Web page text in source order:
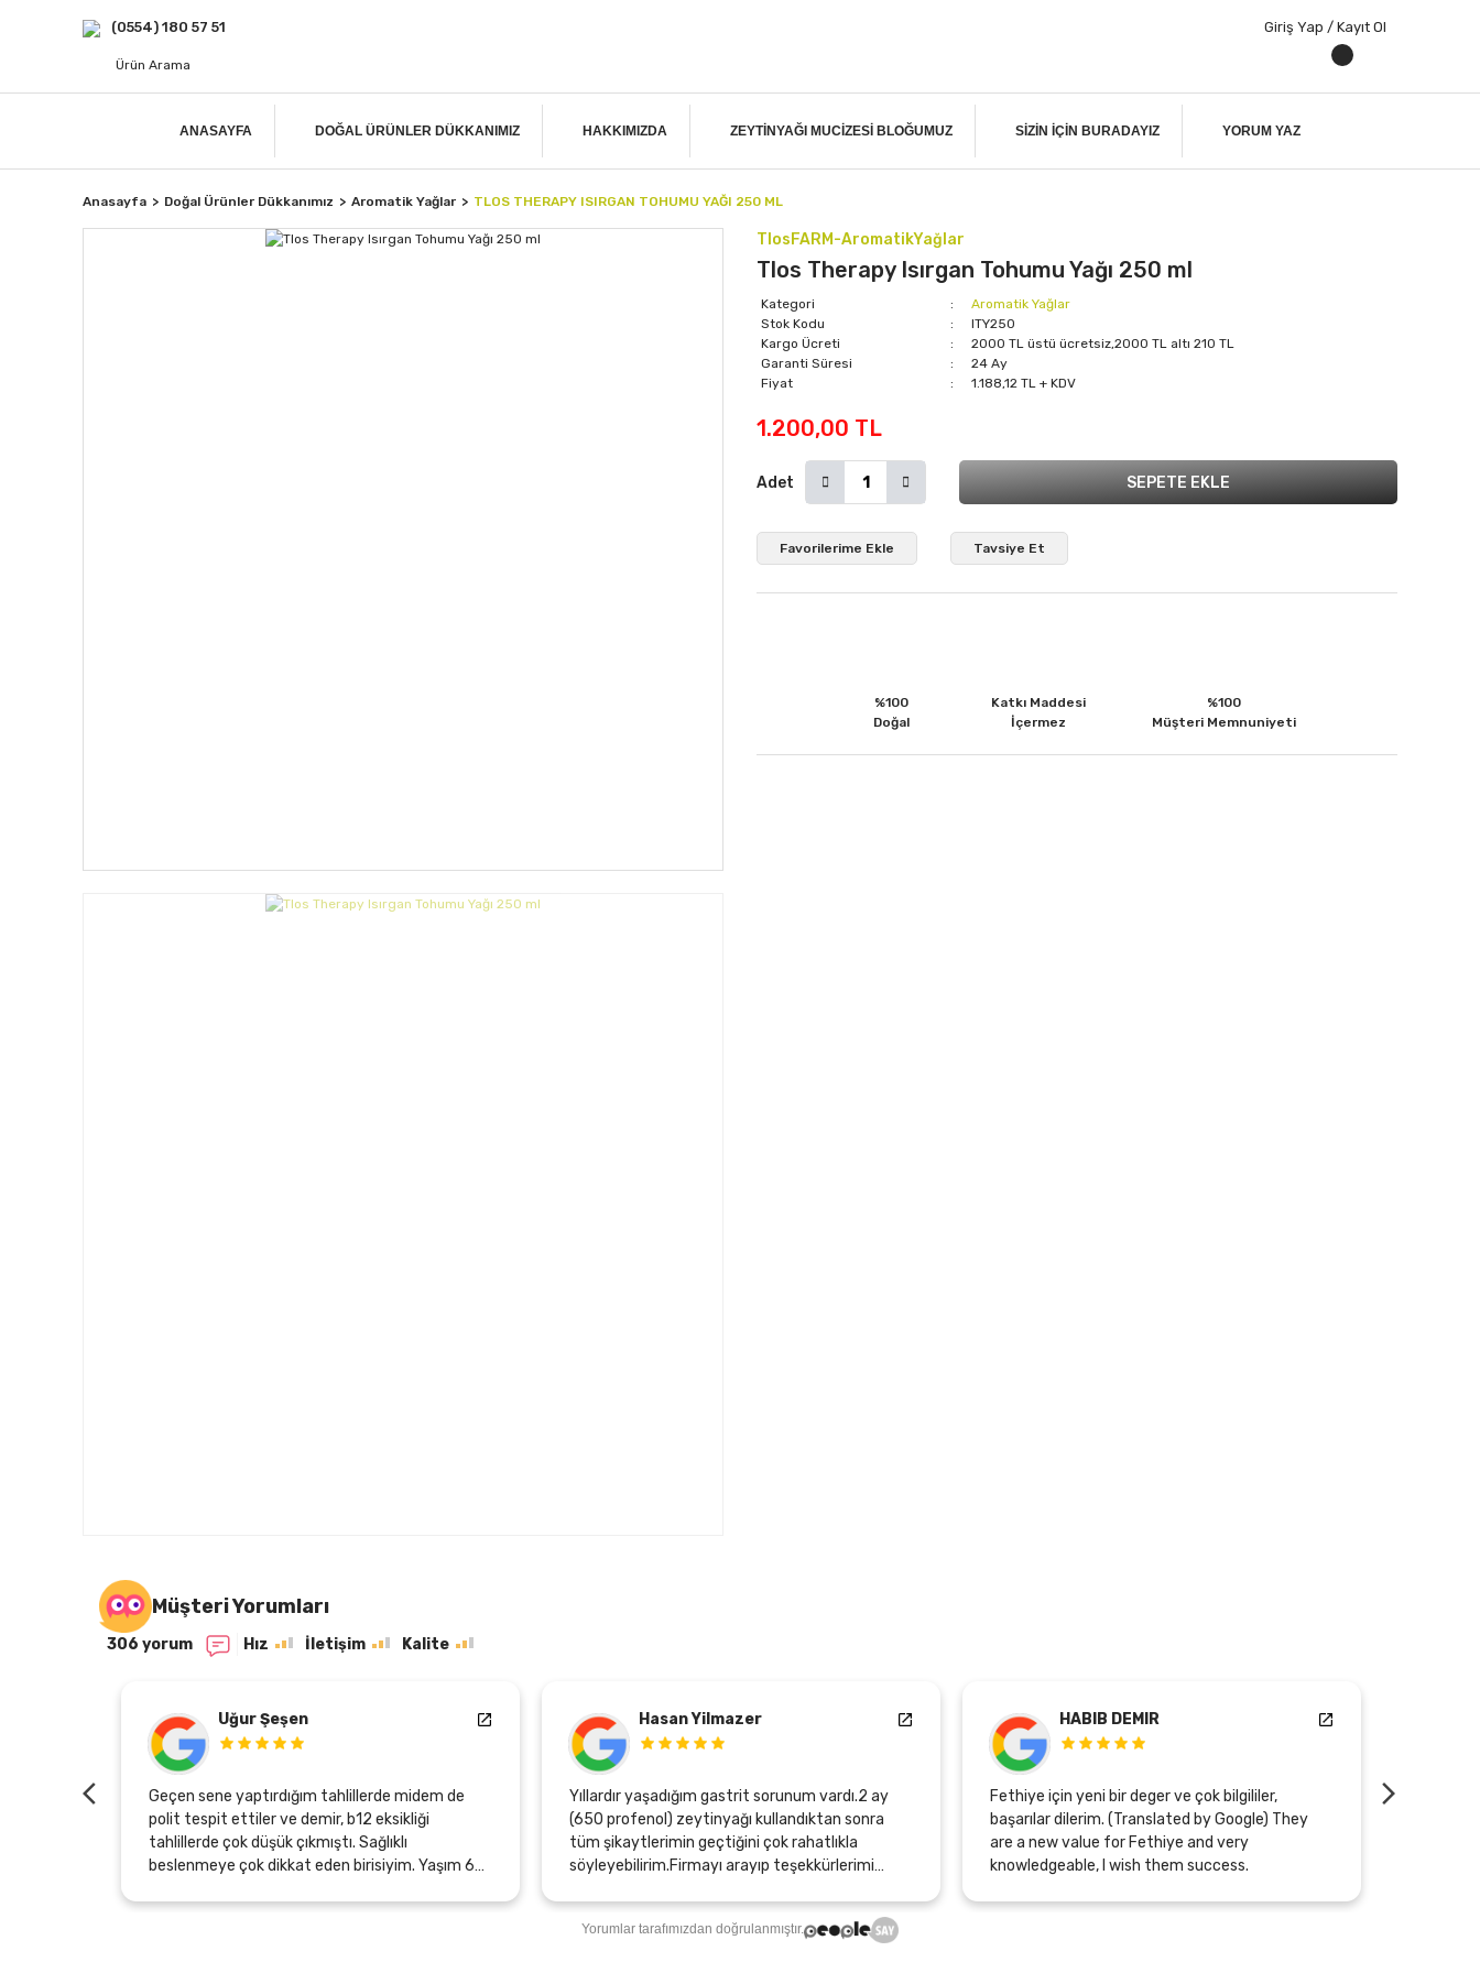
(0554) 180 57 51 Giriş Yap / Kayıt Ol
ANASAYFA DOĞAL ÜRÜNLER DÜKKANIMIZ HAKKIMIZDA ZEYTINYAĞI MUCIZESI BLOĞUMUZ SIZIN IÇIN BURADAYIZ YORUM YAZ
Anasayfa Doğal Ürünler Dükkanımız Aromatik Yağlar TLOS THERAPY ISIRGAN TOHUMU YAĞI 250 ML
TlosFARM-AromatikYağlar
Tlos Therapy Isırgan Tohumu Yağı 250 ml
Kategori
Aromatik Yağlar
Stok Kodu
ITY250
Kargo Ücreti
2000 TL üstü ücretsiz,2000 TL altı 210 TL
Garanti Süresi
24 Ay
Fiyat
1.188,12 TL + KDV
1.200,00 TL
Adet SEPETE EKLE
Tavsiye Et
%100
Doğal
Katkı Maddesi
İçermez
%100
Müşteri Memnuniyeti
Müşteri Yorumları
306 yorum Hız İletişim Kalite
Uğur Şeşen
Geçen sene yaptırdığım tahlillerde midem de
polit tespit ettiler ve demir, b12 eksikliği
tahlillerde çok düşük çıkmıştı. Sağlıklı
beslenmeye çok dikkat eden birisiyim. Yaşım 60
sebebi bu olabilirmiş. Bu arada endoskopi ve
Hasan Yilmazer
Yıllardır yaşadığım gastrit sorunum vardı.2 ay
(650 profenol) zeytinyağı kullandıktan sonra
tüm şikaytlerimin geçtiğini çok rahatlıkla
söyleyebilirim.Firmayı arayıp teşekkürlerimi
hissettiren bu ürünü üretenlere ve emeği geçen
herkese sonsuz teşekkürler.Şunuda belirtmek
HABIB DEMIR
Fethiye için yeni bir deger ve çok bilgililer,
başarılar dilerim. (Translated by Google) They
are a new value for Fethiye and very
knowledgeable, I wish them success.
Yorumlar tarafımızdan doğrulanmıştır.